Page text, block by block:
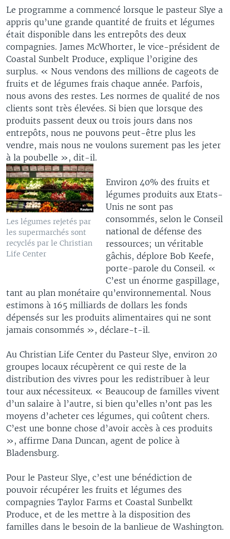
Le programme a commencé lorsque le pasteur Slye a
appris qu’une grande quantité de fruits et légumes
était disponible dans les entrepôts des deux
compagnies. James McWhorter, le vice-président de
Coastal Sunbelt Produce, explique l’origine des
surplus. « Nous vendons des millions de cageots de
fruits et de légumes frais chaque année. Parfois,
nous avons des restes. Les normes de qualité de nos
clients sont très élevées. Si bien que lorsque des
produits passent deux ou trois jours dans nos
entrepôts, nous ne pouvons peut-être plus les
vendre, mais nous ne voulons surement pas les jeter
à la poubelle », dit-il.
Les légumes rejetés par
les supermarchés sont
recyclés par le Christian
Life Center
Environ 40% des fruits et
légumes produits aux Etats-
Unis ne sont pas
consommés, selon le Conseil
national de défense des
ressources; un véritable
gâchis, déplore Bob Keefe,
porte-parole du Conseil. «
C’est un énorme gaspillage,
tant au plan monétaire qu’environnemental. Nous
estimons à 165 milliards de dollars les fonds
dépensés sur les produits alimentaires qui ne sont
jamais consommés », déclare-t-il.
Au Christian Life Center du Pasteur Slye, environ 20
groupes locaux récupèrent ce qui reste de la
distribution des vivres pour les redistribuer à leur
tour aux nécessiteux. « Beaucoup de familles vivent
d’un salaire à l’autre, si bien qu’elles n’ont pas les
moyens d’acheter ces légumes, qui coûtent chers.
C’est une bonne chose d’avoir accès à ces produits
», affirme Dana Duncan, agent de police à
Bladensburg.
Pour le Pasteur Slye, c’est une bénédiction de
pouvoir récupérer les fruits et légumes des
compagnies Taylor Farms et Coastal Sunbelkt
Produce, et de les mettre à la disposition des
familles dans le besoin de la banlieue de Washington.